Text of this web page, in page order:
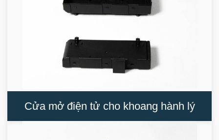
Cửa mở điện tử cho khoang hành lý